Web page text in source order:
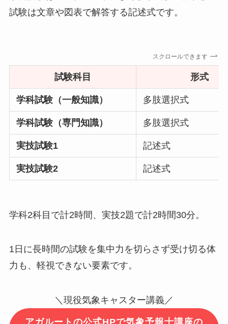
試験は文章や図表で解答する記述式です。
スクロールできます
試験科目 形式
学科試験（一般知識） 多肢選択式
学科試験（専門知識） 多肢選択式
実技試験1 記述式
実技試験2 記述式
学科2科目で計2時間、実技2題で計2時間30分。
1日に長時間の試験を集中力を切らさず受け切る体
力も、軽視できない要素です。
＼現役気象キャスター講義／
アガルートの公式HPで気象予報士講座の